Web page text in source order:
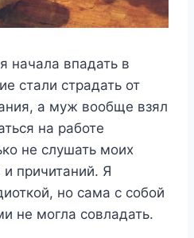
начала впадать в
стали страдать от
а муж вообще взял
на работе
не слушать моих
причитаний. Я
но сама с собой
не могла совладать.